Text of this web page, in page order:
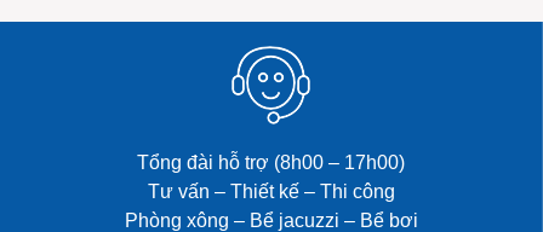
Tổng đài hỗ trợ (8h00 – 17h00)
Tư vấn – Thiết kế – Thi công
Phòng xông – Bể jacuzzi – Bể bơi